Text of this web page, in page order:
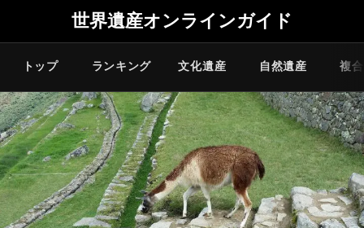
世界遺産オンラインガイド
トップ ランキング 文化遺産 自然遺産 複